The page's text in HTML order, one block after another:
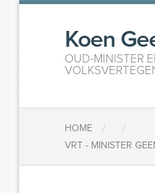
Koen
OUD-MINISTER
HOME / /
VRT - MINISTER